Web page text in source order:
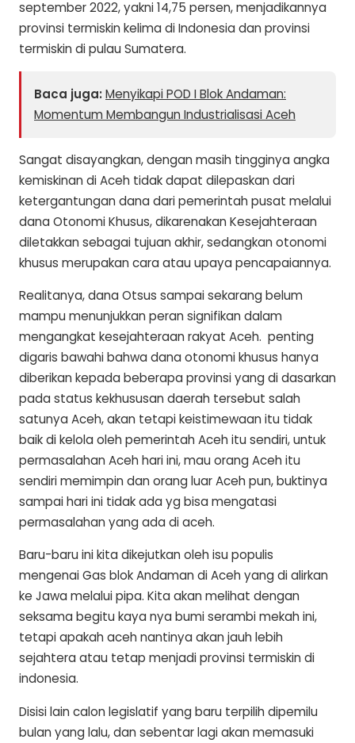
september 2022, yakni 14,75 persen, menjadikannya
provinsi termiskin kelima di Indonesia dan provinsi
termiskin di pulau Sumatera.
Baca juga:Menyikapi POD I Blok Andaman:
Momentum Membangun Industrialisasi Aceh
Sangat disayangkan, dengan masih tingginya angka
kemiskinan di Aceh tidak dapat dilepaskan dari
ketergantungan dana dari pemerintah pusat melalui
dana Otonomi Khusus, dikarenakan Kesejahteraan
diletakkan sebagai tujuan akhir, sedangkan otonomi
khusus merupakan cara atau upaya pencapaiannya.
Realitanya, dana Otsus sampai sekarang belum
mampu menunjukkan peran signifikan dalam
mengangkat kesejahteraan rakyat Aceh. penting
digaris bawahi bahwa dana otonomi khusus hanya
diberikan kepada beberapa provinsi yang di dasarkan
pada status kekhususan daerah tersebut salah
satunya Aceh, akan tetapi keistimewaan itu tidak
baik di kelola oleh pemerintah Aceh itu sendiri, untuk
permasalahan Aceh hari ini, mau orang Aceh itu
sendiri memimpin dan orang luar Aceh pun, buktinya
sampai hari ini tidak ada yg bisa mengatasi
permasalahan yang ada di aceh.
Baru-baru ini kita dikejutkan oleh isu populis
mengenai Gas blok Andaman di Aceh yang di alirkan
ke Jawa melalui pipa. Kita akan melihat dengan
seksama begitu kaya nya bumi serambi mekah ini,
tetapi apakah aceh nantinya akan jauh lebih
sejahtera atau tetap menjadi provinsi termiskin di
indonesia.
Disisi lain calon legislatif yang baru terpilih dipemilu
bulan yang lalu, dan sebentar lagi akan memasuki